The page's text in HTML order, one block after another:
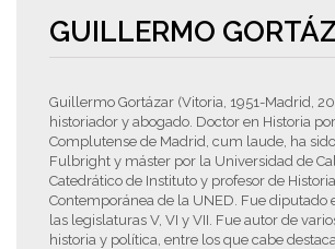
GUILLERMO
Guillermo Gortázar (Vitoria, 1951-Madrid,
historiador y abogado. Doctor en Historia
Complutense de Madrid, cum laude, ha
Fulbright y máster por la Universidad de
Catedrático de Instituto y profesor de Historia
Contemporánea de la UNED. Fue diputado
las legislaturas V, VI y VII. Fue autor de
historia y política, entre los que cabe